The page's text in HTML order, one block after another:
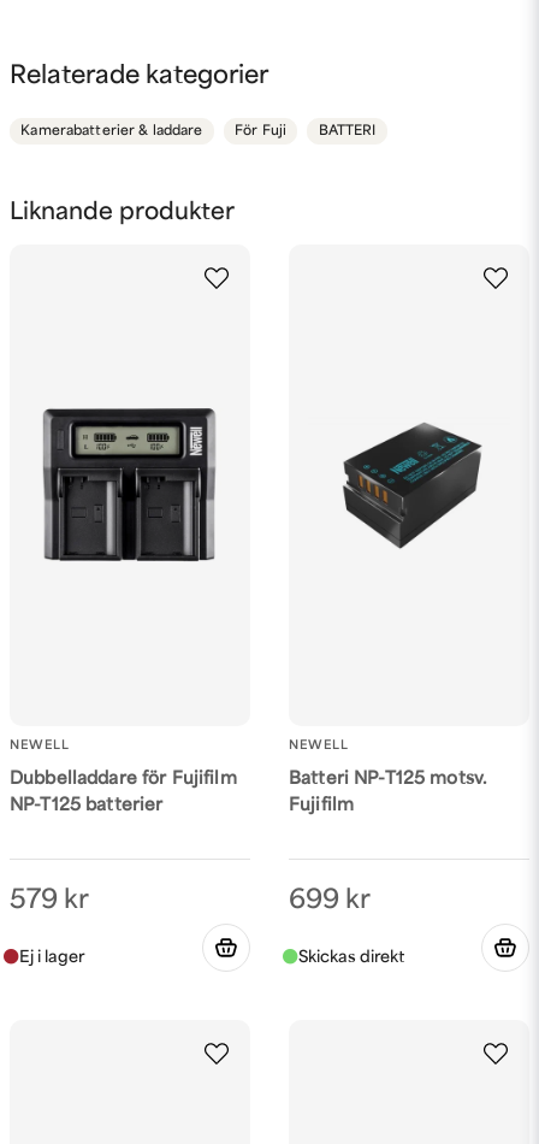
Liknande produkter
NEWELL
Dubbelladdare för Fujifilm
NP-T125 batterier
579 kr
NEWELL
Batteri NP-T125 motsv.
Fujifilm
699 kr
Fråga oss något om denna produkten...
Relaterade kategorier
Kamerabatterier & laddare För Fuji BATTERI